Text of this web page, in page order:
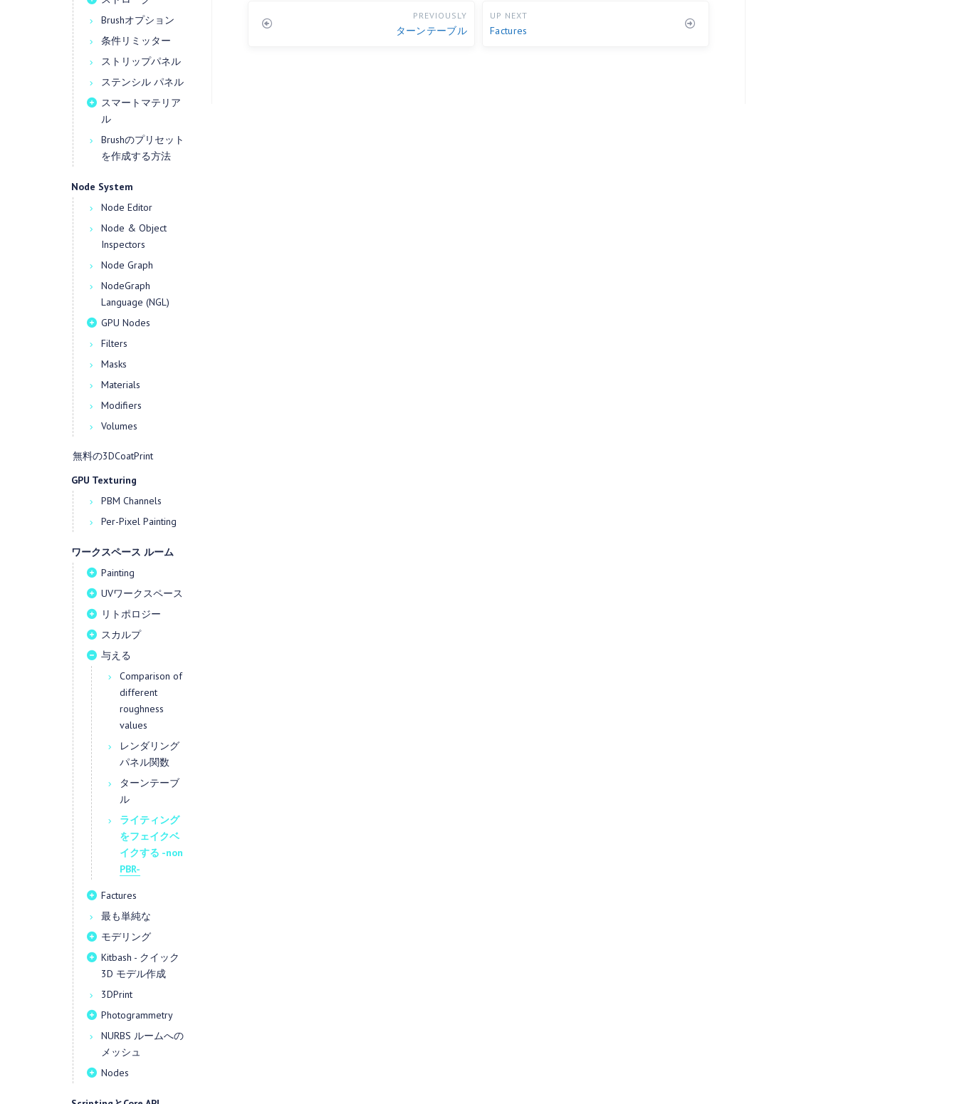
Brushオプション
条件リミッター
ストリップパネル
ステンシル パネル
スマートマテリア
ル
Brushのプリセット
を作成する方法
Node System
Node Editor
Node & Object
Inspectors
Node Graph
NodeGraph
Language (NGL)
GPU Nodes
Filters
Masks
Materials
Modifiers
Volumes
無料の3DCoatPrint
GPU Texturing
PBM Channels
Per-Pixel Painting
ワークスペース ルーム
Painting
UVワークスペース
リトポロジー
スカルプ
与える
Comparison of
different
roughness
values
レンダリング
パネル関数
ターンテーブ
ル
ライティング
をフェイクベ
イクする -non
PBR-
Factures
最も単純な
モデリング
Kitbash - クイック
3D モデル作成
3DPrint
Photogrammetry
NURBS ルームへの
メッシュ
Nodes
PREVIOUSLY
ターンテーブル
UP NEXT
Factures